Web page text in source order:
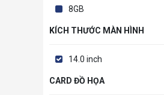
8GB
KÍCH THƯỚC MÀN HÌNH
14.0 inch
CARD ĐỒ HỌA